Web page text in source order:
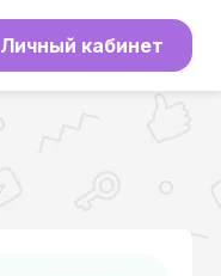
Личный кабинет